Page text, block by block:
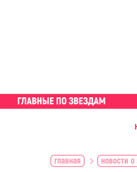
главная новости